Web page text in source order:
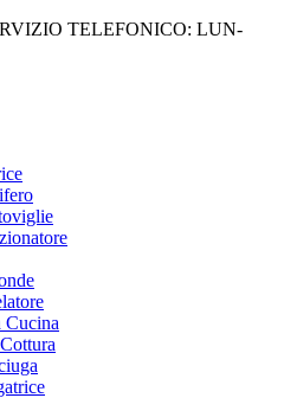
TELEFONICO: LUN-
Cucina